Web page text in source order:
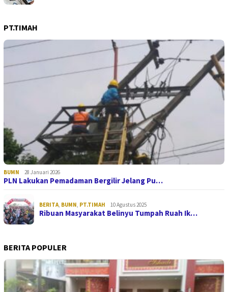
PT.TIMAH
BUMN 28 Januari 2026
PLN Lakukan Pemadaman Bergilir Jelang Pu…
BERITA, BUMN, PT.TIMAH 10 Agustus 2025
Ribuan Masyarakat Belinyu Tumpah Ruah Ik…
BERITA POPULER